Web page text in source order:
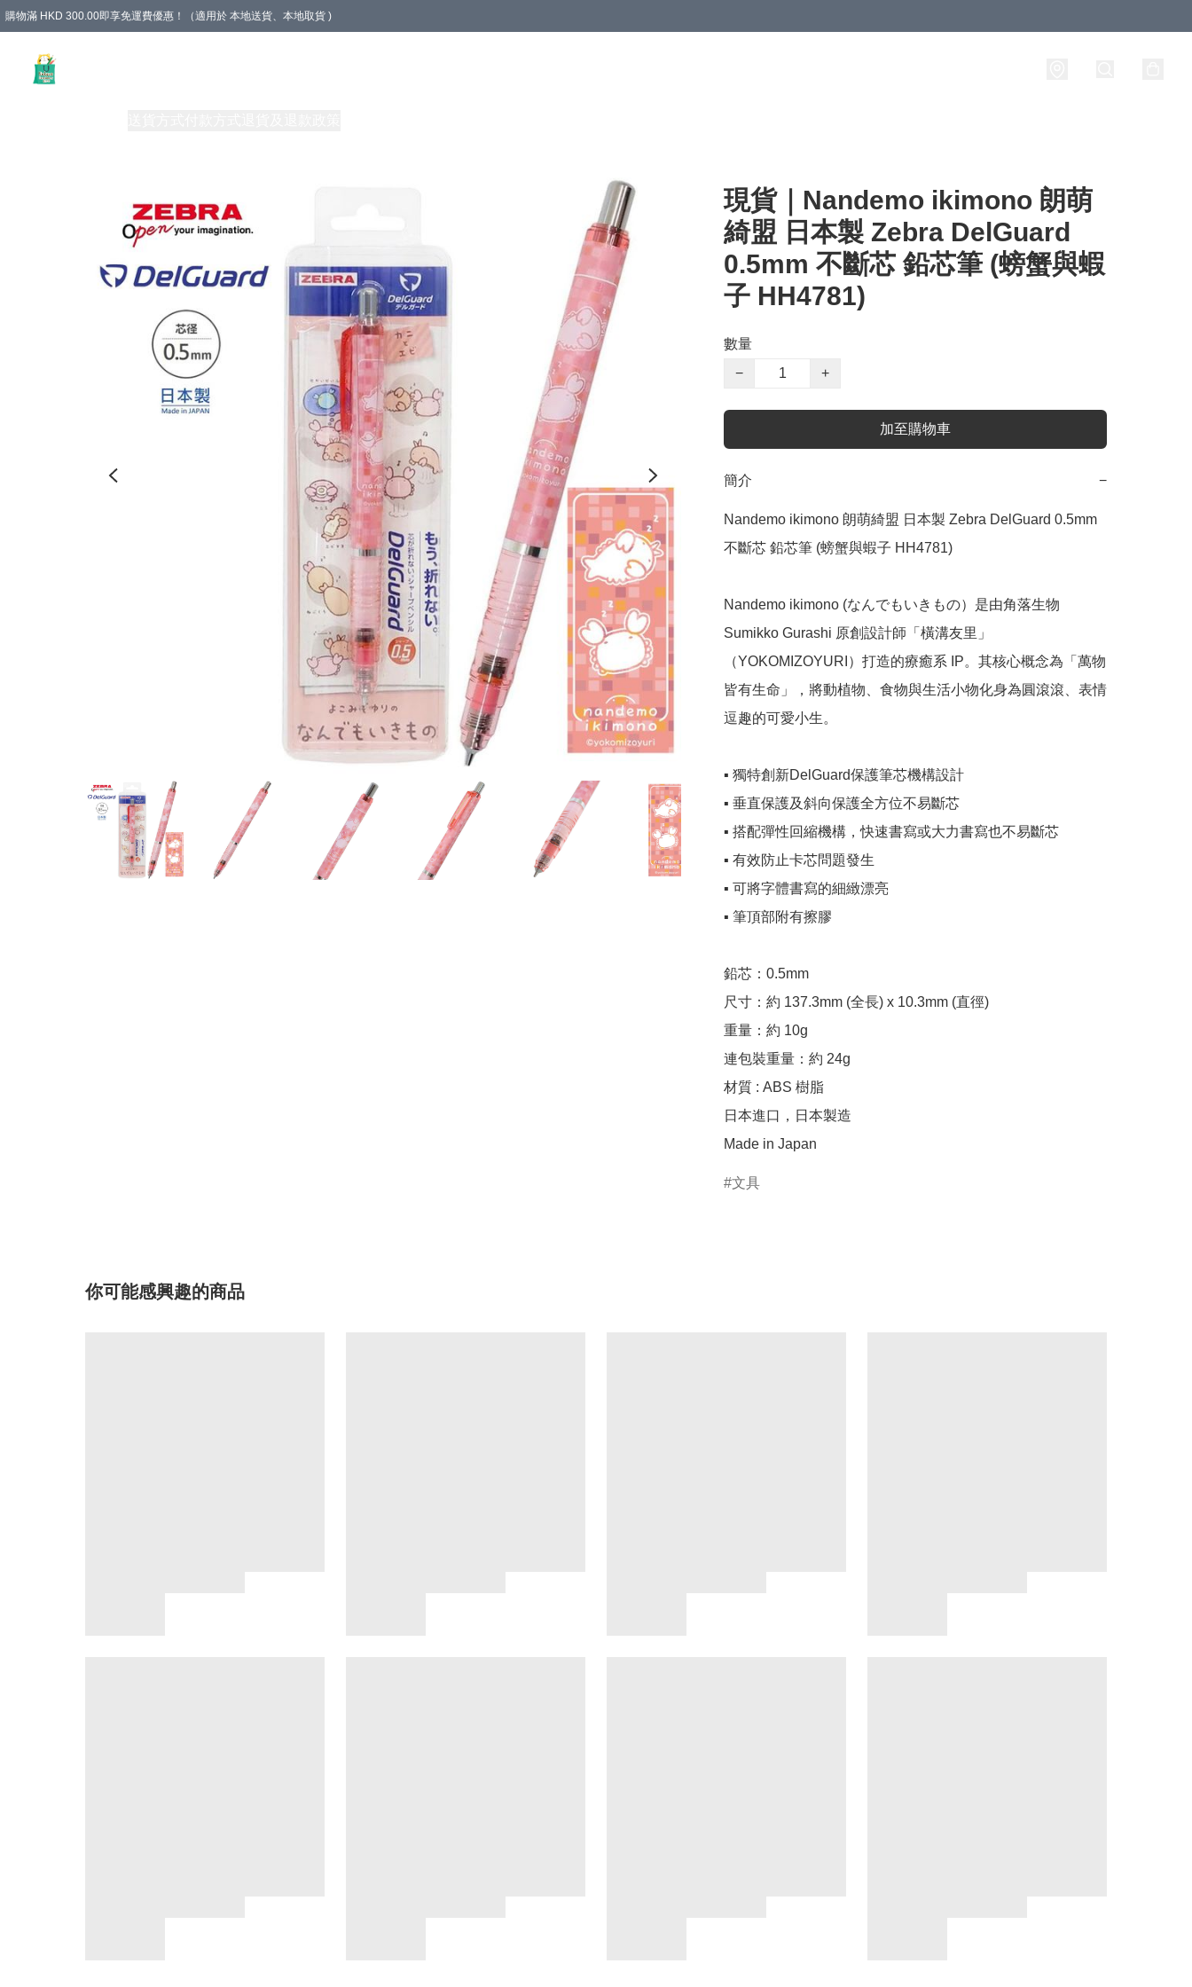
購物滿 HKD 300.00即享免運費優惠！（適用於 本地送貨、本地取貨 )
現貨｜Nandemo ikimono 朗萌
綺盟 日本製 Zebra DelGuard
0.5mm 不斷芯 鉛芯筆 (螃蟹與蝦
子 HH4781)
數量
−
+
加至購物車
簡介 −
Nandemo ikimono 朗萌綺盟 日本製 Zebra DelGuard 0.5mm
不斷芯 鉛芯筆 (螃蟹與蝦子 HH4781)
Nandemo ikimono (なんでもいきもの）是由角落生物
Sumikko Gurashi 原創設計師「橫溝友里」
（YOKOMIZOYURI）打造的療癒系 IP。其核心概念為「萬物
皆有生命」，將動植物、食物與生活小物化身為圓滾滾、表情
逗趣的可愛小生。
▪️ 獨特創新DelGuard保護筆芯機構設計
▪️ 垂直保護及斜向保護全方位不易斷芯
▪️ 搭配彈性回縮機構，快速書寫或大力書寫也不易斷芯
▪️ 有效防止卡芯問題發生
▪️ 可將字體書寫的細緻漂亮
▪️ 筆頂部附有擦膠
鉛芯：0.5mm
尺寸：約 137.3mm (全長) x 10.3mm (直徑)
重量：約 10g
連包裝重量：約 24g
材質 : ABS 樹脂
日本進口，日本製造
Made in Japan
文具
你可能感興趣的商品